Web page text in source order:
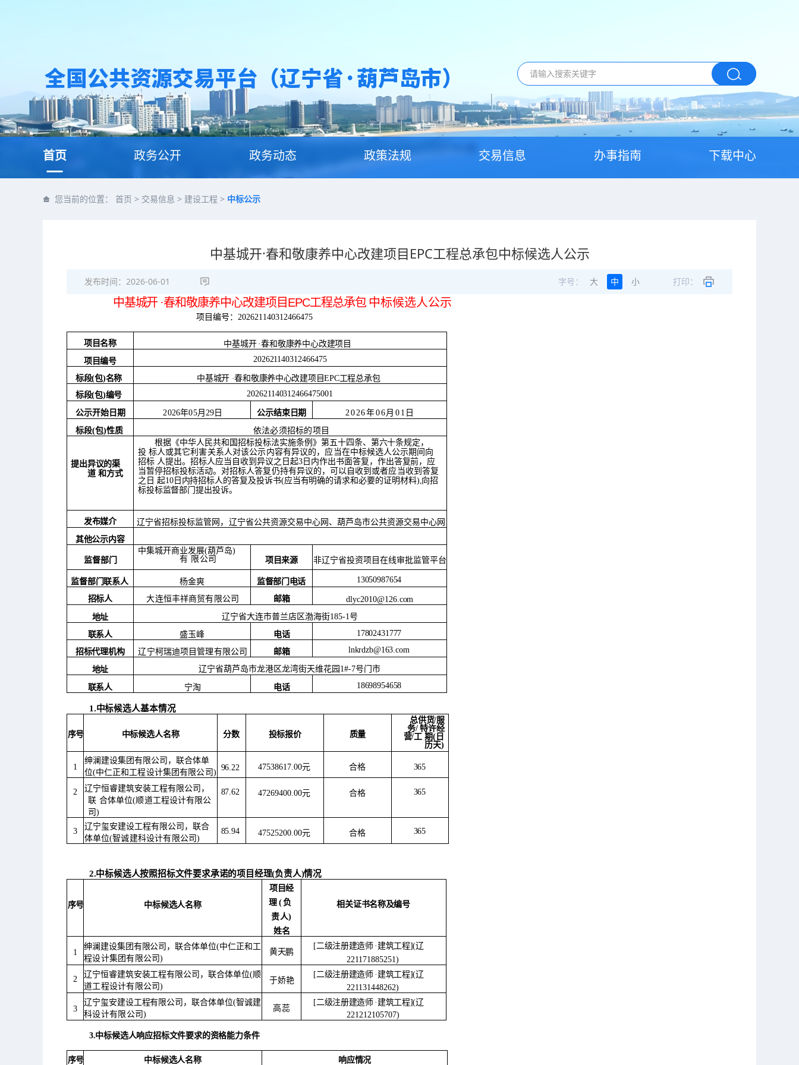
首页 政务公开 政务动态 政策法规 交易信息 办事指南 下载中心
您当前的位置： 首页 > 交易信息 > 建设工程 > 中标公示
中基城开·春和敬康养中心改建项目EPC工程总承包中标候选人公示
发布时间： 2026-06-01 字号： 大 中 小 打印：
中基城开 ·春和敬康养中心改建项目EPC工程总承包 中标候选人公示
项目编号：202621140312466475
项目名称 中基城开 ·春和敬康养中心改建项目
项目编号
202621140312466475
标段(包)名称 中基城开 ·春和敬康养中心改建项目EPC工程总承包
标段(包)编号 202621140312466475001
公示开始日期 2026年05月29日 公示结束日期
2026年06月01日
标段(包)性质 依法必须招标的项目
提出异议的渠
道 和方式
根据《中华人民共和国招标投标法实施条例》第五十四条、第六十条规定，
投 标人或其它利害关系人对该公示内容有异议的，应当在中标候选人公示期间向
招标 人提出。招标人应当自收到异议之日起3日内作出书面答复，作出答复前，应
当暂停招标投标活动。对招标人答复仍持有异议的，可以自收到或者应当收到答复
之日 起10日内持招标人的答复及投诉书(应当有明确的请求和必要的证明材料),向招
标投标监督部门提出投诉。
发布媒介 辽宁省招标投标监管网，辽宁省公共资源交易中心网、葫芦岛市公共资源交易中心网
其他公示内容
监督部门
中集城开商业发展(葫芦岛)
有 限公司 项目来源 非辽宁省投资项目在线审批监管平台
监督部门联系人 杨金爽 监督部门电话 13050987654
招标人 大连恒丰祥商贸有限公司 邮箱
dlyc2010@126.com
地址
辽宁省大连市普兰店区渤海街185-1号
联系人
盛玉峰 电话 17802431777
招标代理机构 辽宁柯瑞迪项目管理有限公司 邮箱 lnkrdzb@163.com
地址 辽宁省葫芦岛市龙港区龙湾街天维花园 1#-7号门市
联系人 宁淘 电话 18698954658
1.中标候选人基本情况
序号 中标候选人名称 分数 投标报价 质量
总供货/服
务/ 特许经
营/工 期(日
历天)
1
绅澜建设集团有限公司，联合体单
位(中仁正和工程设计集团有限公司)
96.22 47538617.00元 合格 365
2
辽宁恒睿建筑安装工程有限公司，
联 合体单位(顺道工程设计有限公
司)
87.62 47269400.00元 合格 365
3
辽宁玺安建设工程有限公司，联合
体单位(智诚建科设计有限公司)
85.94 47525200.00元 合格 365
2.中标候选人按照招标文件要求承诺的项目经理(负责人)情况
序号 中标候选人名称
项目经
理 (负
责人)
姓名
相关证书名称及编号
1
绅澜建设集团有限公司，联合体单位(中仁正和工
程设计集团有限公司)
黄天鹏
[二级注册建造师 ·建筑工程](辽
221171885251)
2
辽宁恒睿建筑安装工程有限公司，联合体单位(顺
道工程设计有限公司)
于娇艳
[二级注册建造师 ·建筑工程](辽
221131448262)
3
辽宁玺安建设工程有限公司，联合体单位(智诚建
科设计有限公司)
高蕊
[二级注册建造师 ·建筑工程](辽
221212105707)
3.中标候选人响应招标文件要求的资格能力条件
序号 中标候选人名称 响应情况